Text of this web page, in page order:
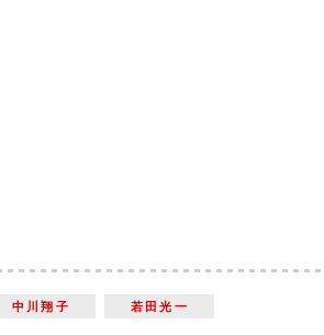
中川翔子 若田光一